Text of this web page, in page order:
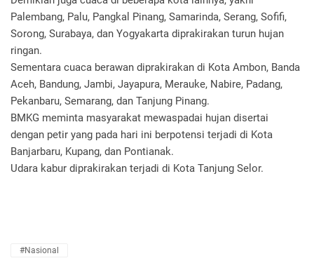
Palembang, Palu, Pangkal Pinang, Samarinda, Serang, Sofifi,
Sorong, Surabaya, dan Yogyakarta diprakirakan turun hujan
ringan.
Sementara cuaca berawan diprakirakan di Kota Ambon, Banda
Aceh, Bandung, Jambi, Jayapura, Merauke, Nabire, Padang,
Pekanbaru, Semarang, dan Tanjung Pinang.
BMKG meminta masyarakat mewaspadai hujan disertai
dengan petir yang pada hari ini berpotensi terjadi di Kota
Banjarbaru, Kupang, dan Pontianak.
Udara kabur diprakirakan terjadi di Kota Tanjung Selor.
#Nasional